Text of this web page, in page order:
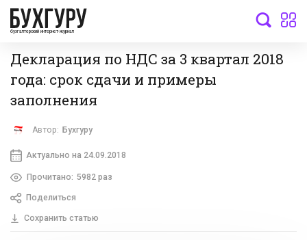
бухгалтерский интернет-журнал
Декларация по НДС за 3 квартал 2018
года: срок сдачи и примеры
заполнения
Автор: Бухгуру
Актуально на 24.09.2018
Прочитано: 5982 раз
Поделиться
Сохранить статью